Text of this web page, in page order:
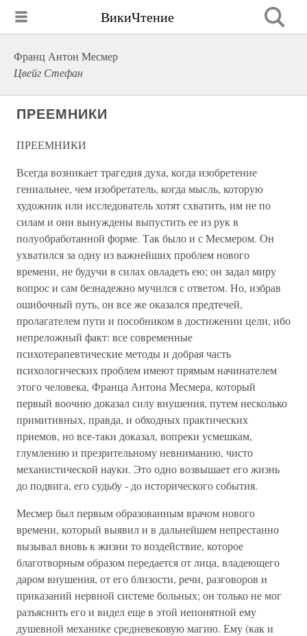
ВикиЧтение
Франц Антон Месмер
Цвейг Стефан
ПРЕЕМНИКИ
ПРЕЕМНИКИ
Всегда возникает трагедия духа, когда изобретение
гениальнее, чем изобретатель, когда мысль, которую
художник или исследователь хотят схватить, им не по
силам и они вынуждены выпустить ее из рук в
полуобработанной форме. Так было и с Месмером. Он
ухватился за одну из важнейших проблем нового
времени, не будучи в силах овладеть ею; он задал миру
вопрос и сам безнадежно мучился с ответом. Но, избрав
ошибочный путь, он все же оказался предтечей,
пролагателем пути и пособником в достижении цели, ибо
непреложный факт: все современные
психотерапевтические методы и добрая часть
психологических проблем имеют прямым начинателем
этого человека, Франца Антона Месмера, который
первый воочию доказал силу внушения, путем несколько
примитивных, правда, и обходных практических
приемов, но все-таки доказал, вопреки усмешкам,
глумлению и презрительному невниманию, чисто
механистической науки. Это одно возвышает его жизнь
до подвига, его судьбу - до исторического события.
Месмер был первым образованным врачом нового
времени, который выявил и в дальнейшем непрестанно
вызывал вновь к жизни то воздействие, которое
благотворным образом передается от лица, владеющего
даром внушения, от его близости, речи, разговоров и
приказаний нервной системе больных; он только не мог
разъяснить его и видел еще в этой непонятной ему
душевной механике средневековую магию. Ему (как и